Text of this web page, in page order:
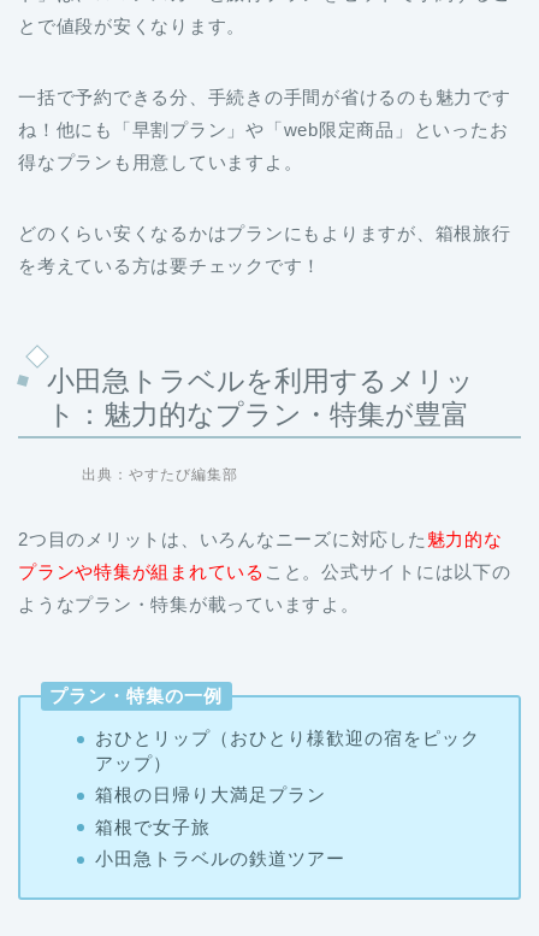
とで値段が安くなります。
一括で予約できる分、手続きの手間が省けるのも魅力です
ね！他にも「早割プラン」や「web限定商品」といったお
得なプランも用意していますよ。
どのくらい安くなるかはプランにもよりますが、箱根旅行
を考えている方は要チェックです！
小田急トラベルを利用するメリッ
ト：魅力的なプラン・特集が豊富
出典：やすたび編集部
2つ目のメリットは、いろんなニーズに対応した 魅力的な
プランや特集が組まれている こと。公式サイトには以下の
ようなプラン・特集が載っていますよ。
プラン・特集の一例
おひとリップ（おひとり様歓迎の宿をピック
アップ）
箱根の日帰り大満足プラン
箱根で女子旅
小田急トラベルの鉄道ツアー